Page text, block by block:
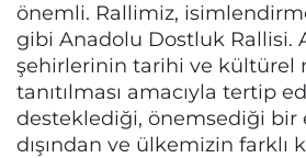
önemli. Rallimiz,
gibi Anadolu Dostluk Rallisi.
şehirlerinin tarihi ve kültürel
tanıtılması amacıyla tertip
desteklediği, önemsediği bir
dışından ve ülkemizin farklı